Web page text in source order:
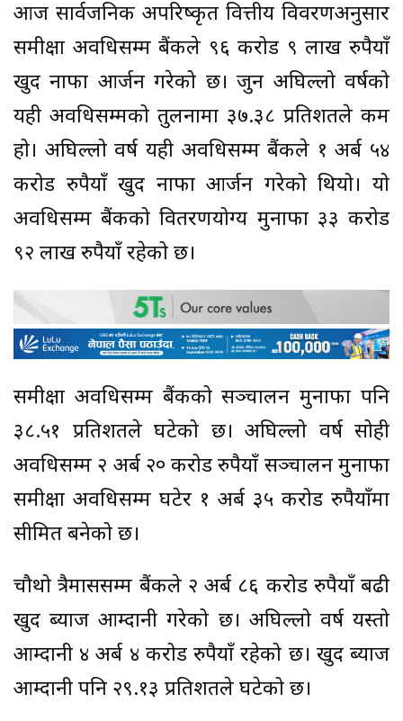
आज सार्वजनिक अपरिष्कृत वित्तीय विवरणअनुसार
समीक्षा अवधिसम्म बैंकले ९६ करोड ९ लाख रुपैयाँ
खुद नाफा आर्जन गरेको छ। जुन अघिल्लो वर्षको
यही अवधिसम्मको तुलनामा ३७.३८ प्रतिशतले कम
हो। अघिल्लो वर्ष यही अवधिसम्म बैंकले १ अर्ब ५४
करोड रुपैयाँ खुद नाफा आर्जन गरेको थियो। यो
अवधिसम्म बैंकको वितरणयोग्य मुनाफा ३३ करोड
९२ लाख रुपैयाँ रहेको छ।
समीक्षा अवधिसम्म बैंकको सञ्चालन मुनाफा पनि
३८.५१ प्रतिशतले घटेको छ। अघिल्लो वर्ष सोही
अवधिसम्म २ अर्ब २० करोड रुपैयाँ सञ्चालन मुनाफा
समीक्षा अवधिसम्म घटेर १ अर्ब ३५ करोड रुपैयाँमा
सीमित बनेको छ।
चौथो त्रैमाससम्म बैंकले २ अर्ब ८६ करोड रुपैयाँ बढी
खुद ब्याज आम्दानी गरेको छ। अघिल्लो वर्ष यस्तो
आम्दानी ४ अर्ब ४ करोड रुपैयाँ रहेको छ। खुद ब्याज
आम्दानी पनि २९.१३ प्रतिशतले घटेको छ।